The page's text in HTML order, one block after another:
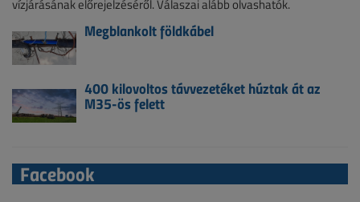
vízjárásának előrejelzéséről. Válaszai alább olvashatók.
Megblankolt földkábel
400 kilovoltos távvezetéket húztak át az
M35-ös felett
Facebook